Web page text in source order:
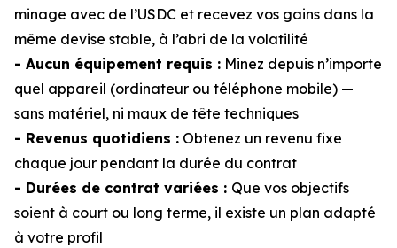
minage avec de l’USDC et recevez vos gains dans la
même devise stable, à l’abri de la volatilité
- Aucun équipement requis : Minez depuis n’importe
quel appareil (ordinateur ou téléphone mobile) —
sans matériel, ni maux de tête techniques
- Revenus quotidiens : Obtenez un revenu fixe
chaque jour pendant la durée du contrat
- Durées de contrat variées : Que vos objectifs
soient à court ou long terme, il existe un plan adapté
à votre profil